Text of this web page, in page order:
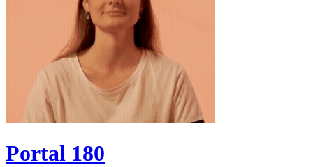
Portal 180